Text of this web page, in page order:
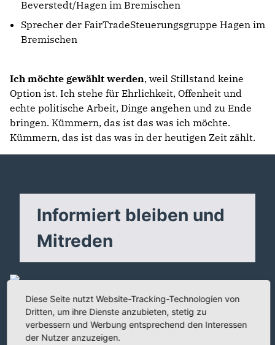
Beverstedt/Hagen im Bremischen
Sprecher der FairTradeSteuerungsgruppe Hagen im
Bremischen
Ich möchte gewählt werden, weil Stillstand keine
Option ist. Ich stehe für Ehrlichkeit, Offenheit und
echte politische Arbeit, Dinge angehen und zu Ende
bringen. Kümmern, das ist das was ich möchte.
Kümmern, das ist das was in der heutigen Zeit zählt.
Informiert bleiben und
Mitreden
Kostenfreien Newsletter bestellen
Diese Seite nutzt Website-Tracking-Technologien von
Dritten, um ihre Dienste anzubieten, stetig zu
verbessern und Werbung entsprechend den Interessen
der Nutzer anzuzeigen.